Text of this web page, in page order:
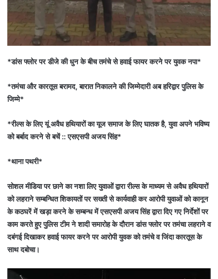
*डांस फ्लोर पर डीजे की धुन के बीच तमंचे से हवाई फायर करने पर युवक नपा*
*तमंचा और कारतूस बरामद, बारात निकालने की जिम्मेदारी अब हरिद्वार पुलिस के
जिम्मे*
*रील्स के लिए यूं अवैध हथियारों का यूज समाज के लिए घातक है, युवा अपने भविष्य
को बर्बाद करने से बचें :: एसएसपी अजय सिंह*
*थाना पथरी*
सोशल मीडिया पर छाने का नशा लिए युवाओं द्वारा रील्स के माध्यम से अवैध हथियारों
को लहराने सम्बन्धित शिकायतों पर सख्ती से कार्यवाही कर आरोपी युवाओं को कानून
के कठघरें में खड़ा करने के सम्बन्ध में एसएसपी अजय सिंह द्वारा दिए गए निर्देशों पर
काम करते हुए पुलिस टीम ने शादी समारोह के दौरान डांस फ्लोर पर तमंचा लहराने व
दबंगई दिखाकर हवाई फायर करने पर आरोपी युवक को तमंचे व जिंदा कारतूस के
साथ दबोचा।
Video